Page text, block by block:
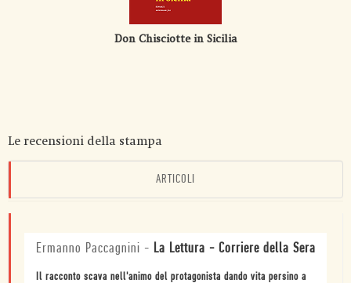
Don Chisciotte in Sicilia
Le recensioni della stampa
ARTICOLI
Ermanno Paccagnini - La Lettura - Corriere della Sera
Il racconto scava nell'animo del protagonista dando vita persino a